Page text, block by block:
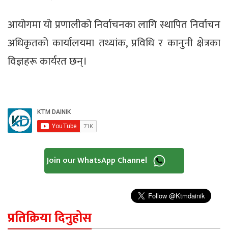
आयोगमा यो प्रणालीको निर्वाचनका लागि स्थापित निर्वाचन
अधिकृतको कार्यालयमा तथ्यांक, प्रविधि र कानुनी क्षेत्रका
विज्ञहरू कार्यरत छन्।
Join our WhatsApp Channel
प्रतिक्रिया दिनुहोस